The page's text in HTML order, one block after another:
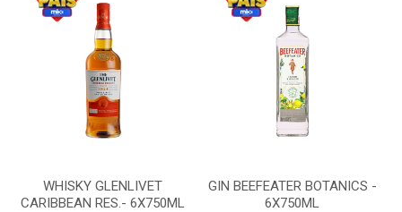
WHISKY GLENLIVET
CARIBBEAN RES.- 6X750ML
GIN BEEFEATER BOTANICS -
6X750ML